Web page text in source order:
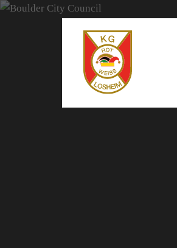
Skip
content